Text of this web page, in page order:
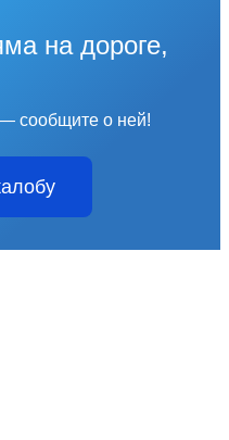
на дороге,
сообщите о ней!